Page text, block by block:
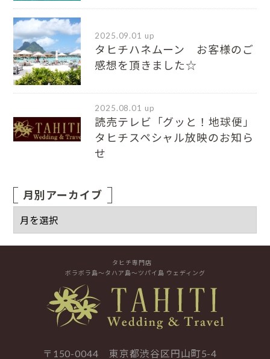
2025.09.01 up
タヒチハネムーン お客様のご
感想を頂きました☆
2025.08.01 up
読売テレビ「グッと！地球便」
タヒチスペシャル放映のお知ら
せ
月別アーカイブ
タヒチ専門店
ボラボラ島～タハア島～ツパイ島 ウェディング
〒150-0044 東京都渋谷区円山町5-4